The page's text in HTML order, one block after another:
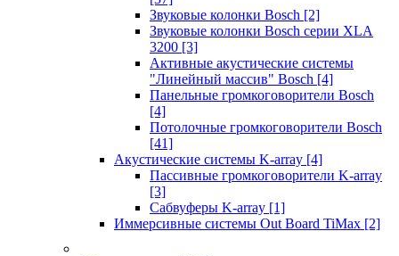
Звуковые колонки Bosch [2]
Звуковые колонки Bosch серии XLA
3200 [3]
Активные акустические системы
"Линейный массив" Bosch [4]
Панельные громкоговорители Bosch
[4]
Потолочные громкоговорители Bosch
[41]
Акустические системы K-array [4]
Пассивные громкоговорители K-array
[3]
Сабвуферы K-array [1]
Иммерсивные системы Out Board TiMax [2]